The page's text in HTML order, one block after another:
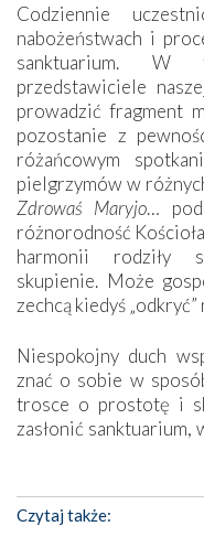
Codziennie
nabożeństwach i
sanktuarium. W
przedstawiciele
prowadzić fragment
pozostanie z
różańcowym
pielgrzymów w
Zdrowaś Maryjo…
różnorodność
harmonii rodziły
skupienie. Może
zechcą kiedyś „odkryć”
Niespokojny duch
znać o sobie w
trosce o prostotę i
zasłonić sanktuarium,
katolickiego
autentyczną wiarą
kaplice, w których
Czytaj także: